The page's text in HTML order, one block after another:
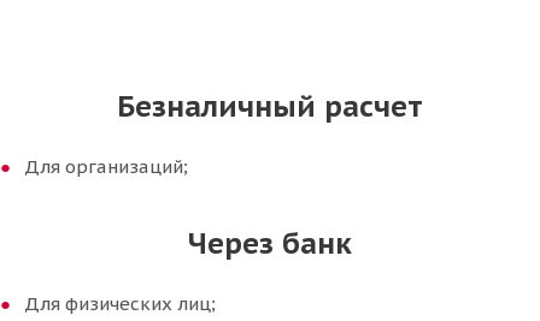
Безналичный расчет
Для организаций;
Через банк
Для физических лиц;